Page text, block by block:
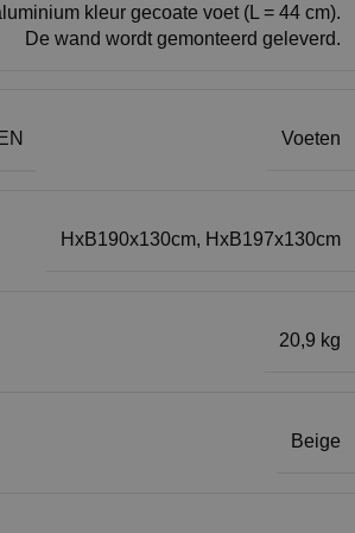
kleur gecoate voet (L = 44 cm).
De wand wordt gemonteerd geleverd.
Voeten
HxB190x130cm, HxB197x130cm
20,9 kg
Beige